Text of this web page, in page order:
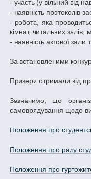
- участь (у вільний від
- наявність протоколів
- робота, яка
кімнат, читальних залів,
- наявність актової зали
За встановленими
Призери отримали від
Зазначимо, що
самоврядування щодо
Положення про
Положення про раду
Положення про